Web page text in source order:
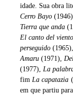
idade. Sua obra
Cerro Bayo
Tierra que anda
El canto del viento
perseguido (1965),
Amaru (1971),
(1977), La
fim La capatazia
em que partiu